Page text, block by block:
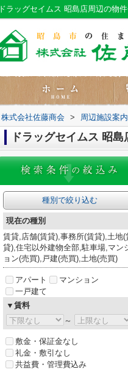
ドラッグセイムス 昭島店周辺の物
株式会社佐藤商会 > 周辺施設案内
ドラッグセイムス 昭
種別で絞り込む
現在の種別
賃貸,店舗(賃貸),事務所(賃貸),土地(
貸),住宅以外建物全部,駐車場,マン
ョン(売買),戸建(売買),土地(売買)
アパート
マンション
一戸建て
▼賃料
～
敷金・保証金なし
礼金・敷引なし
共益費・管理費込み